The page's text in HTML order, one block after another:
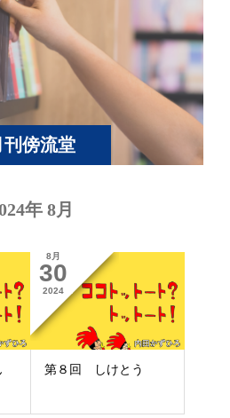
刊傍流堂
年 8月
8月
30
2024
第８回 しけとう